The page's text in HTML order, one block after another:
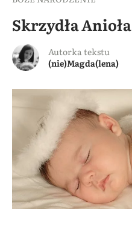
Skrzydła
Autorka tekstu
(nie)Magda(lena)